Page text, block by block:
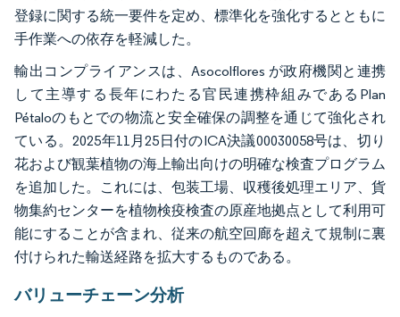
登録に関する統一要件を定め、標準化を強化するとともに
手作業への依存を軽減した。
輸出コンプライアンスは、Asocolflores が政府機関と連携
して主導する長年にわたる官民連携枠組みであるPlan
Pétaloのもとでの物流と安全確保の調整を通じて強化され
ている。2025年11月25日付のICA決議00030058号は、切り
花および観葉植物の海上輸出向けの明確な検査プログラム
を追加した。これには、包装工場、収穫後処理エリア、貨
物集約センターを植物検疫検査の原産地拠点として利用可
能にすることが含まれ、従来の航空回廊を超えて規制に裏
付けられた輸送経路を拡大するものである。
バリューチェーン分析